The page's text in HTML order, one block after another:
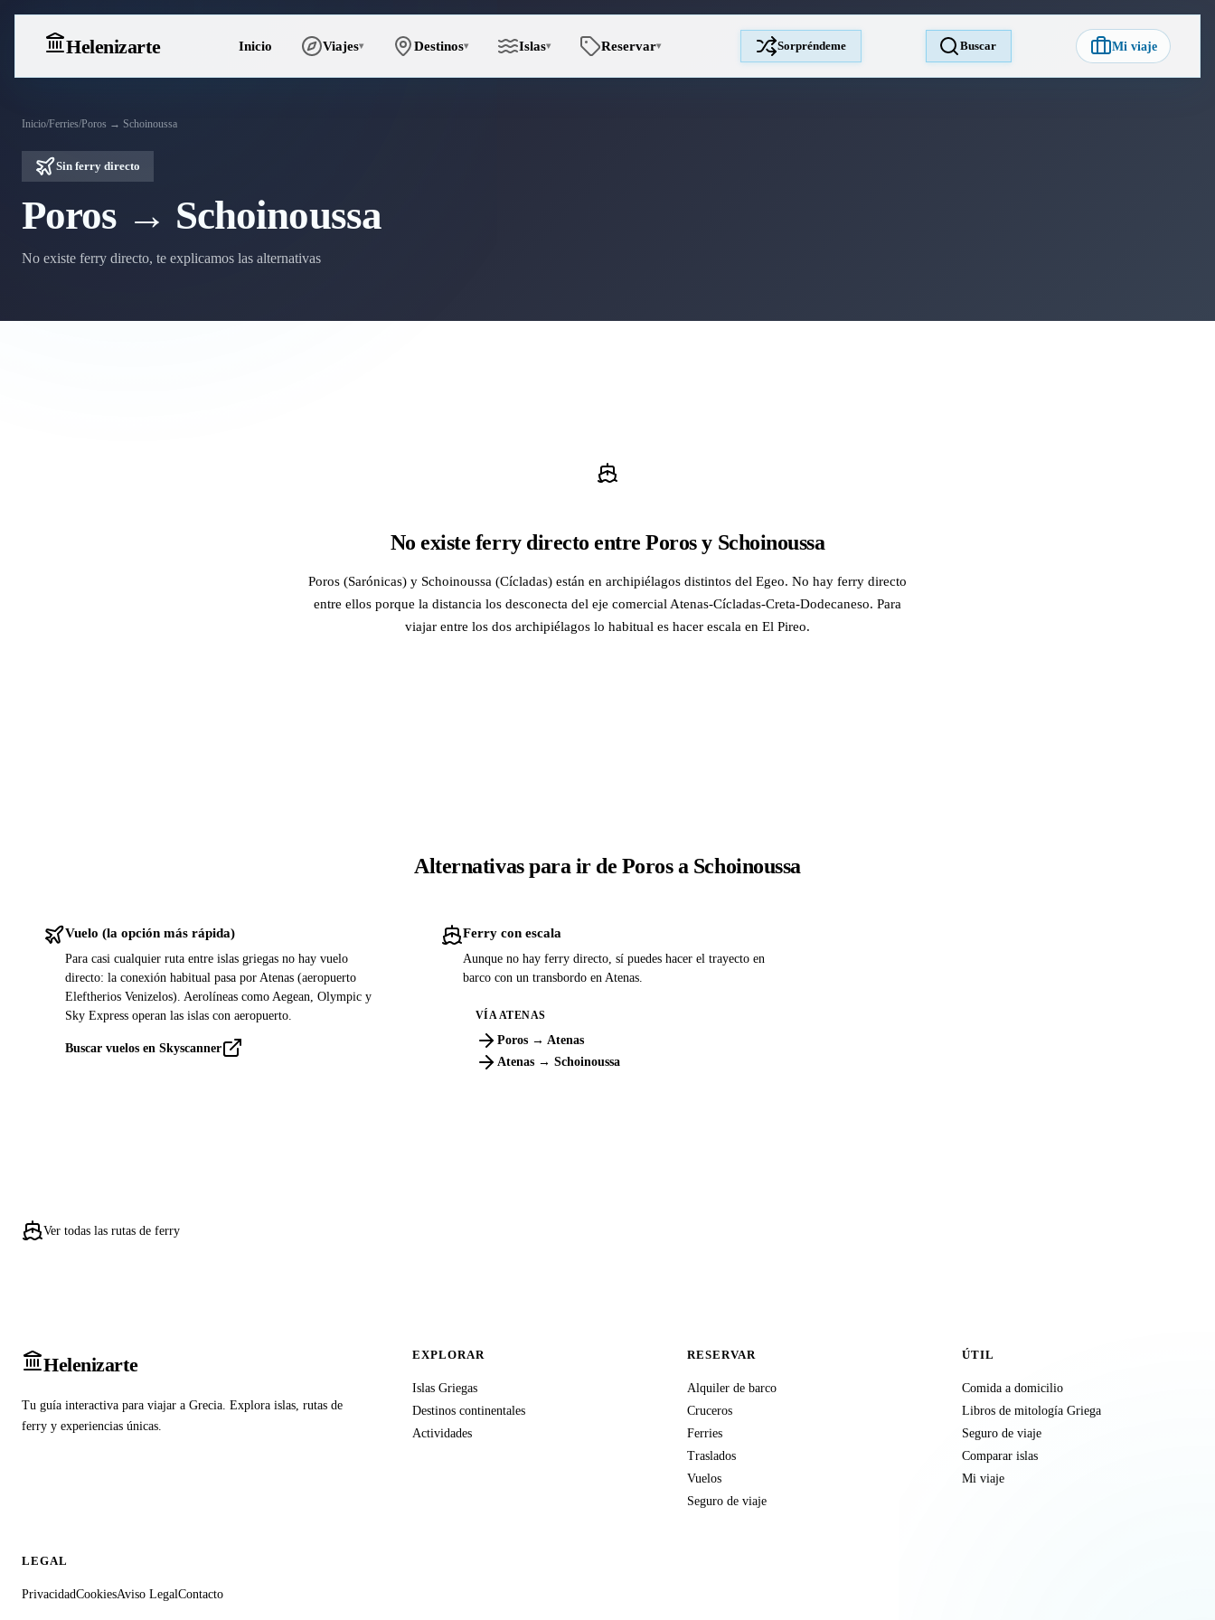
Helenizarte Inicio Viajes▾ Destinos▾ Islas▾ Reservar▾ Sorpréndeme Buscar Mi viaje
Inicio/Ferries/Poros → Schoinoussa
Sin ferry directo
Poros → Schoinoussa
No existe ferry directo, te explicamos las alternativas
No existe ferry directo entre Poros y Schoinoussa
Poros (Sarónicas) y Schoinoussa (Cícladas) están en archipiélagos distintos del Egeo. No hay ferry directo
entre ellos porque la distancia los desconecta del eje comercial Atenas-Cícladas-Creta-Dodecaneso. Para
viajar entre los dos archipiélagos lo habitual es hacer escala en El Pireo.
Alternativas para ir de Poros a Schoinoussa
Vuelo (la opción más rápida)
Para casi cualquier ruta entre islas griegas no hay vuelo
directo: la conexión habitual pasa por Atenas (aeropuerto
Eleftherios Venizelos). Aerolíneas como Aegean, Olympic y
Sky Express operan las islas con aeropuerto.
Buscar vuelos en Skyscanner
Ferry con escala
Aunque no hay ferry directo, sí puedes hacer el trayecto en
barco con un transbordo en Atenas.
VÍA ATENAS
Poros → Atenas
Atenas → Schoinoussa
Ver todas las rutas de ferry
Helenizarte
Tu guía interactiva para viajar a Grecia. Explora islas, rutas de
ferry y experiencias únicas.
EXPLORAR
Islas Griegas
Destinos continentales
Actividades
RESERVAR
Alquiler de barco
Cruceros
Ferries
Traslados
Vuelos
Seguro de viaje
ÚTIL
Comida a domicilio
Libros de mitología Griega
Seguro de viaje
Comparar islas
Mi viaje
LEGAL
PrivacidadCookiesAviso LegalContacto